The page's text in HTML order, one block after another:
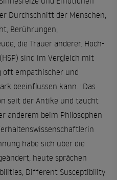
Durchschnitt der Menschen,
Berührungen,
die Trauer anderer. Hoch-
sind im Vergleich mit
oft empathischer und
beeinflussen kann. "Das
seit der Antike und taucht
anderem beim Philosophen
habe sich über die
heute sprächen
Different Susceptibility